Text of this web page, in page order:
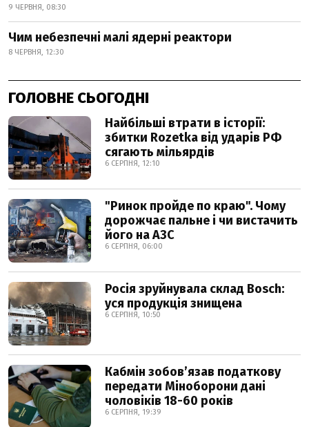
9 ЧЕРВНЯ, 08:30
Чим небезпечні малі ядерні реактори
8 ЧЕРВНЯ, 12:30
ГОЛОВНЕ СЬОГОДНІ
Найбільші втрати в історії:
збитки Rozetka від ударів РФ
сягають мільярдів
6 СЕРПНЯ, 12:10
"Ринок пройде по краю". Чому
дорожчає пальне і чи вистачить
його на АЗС
6 СЕРПНЯ, 06:00
Росія зруйнувала склад Bosch:
уся продукція знищена
6 СЕРПНЯ, 10:50
Кабмін зобовʼязав податкову
передати Міноборони дані
чоловіків 18-60 років
6 СЕРПНЯ, 19:39